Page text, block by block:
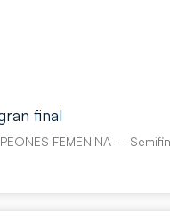
final
FEMENINA –